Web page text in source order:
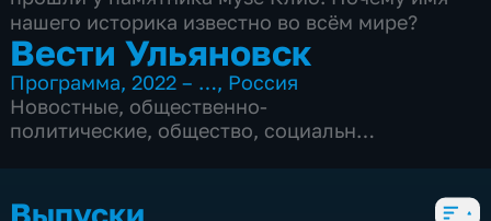
нашего историка известно во всём мире?
Вести Ульяновск
Программа,2022 – …, Россия
Новостные, общественно-
политические, общество, социально-
Выпуски